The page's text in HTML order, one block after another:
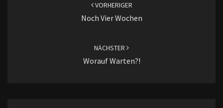
VORHERIGER
Noch Vier Wochen
NÄCHSTER
Worauf Warten?!